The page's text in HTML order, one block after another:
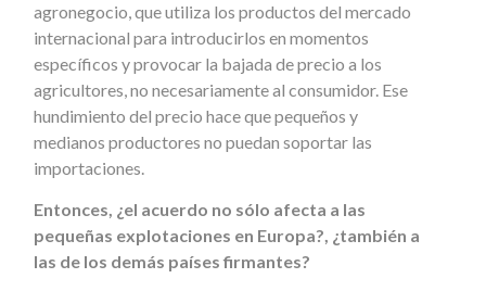
agronegocio, que utiliza los productos del mercado
internacional para introducirlos en momentos
específicos y provocar la bajada de precio a los
agricultores, no necesariamente al consumidor. Ese
hundimiento del precio hace que pequeños y
medianos productores no puedan soportar las
importaciones.
Entonces, ¿el acuerdo no sólo afecta a las
pequeñas explotaciones en Europa?, ¿también a
las de los demás países firmantes?